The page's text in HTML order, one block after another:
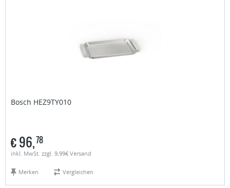
Bosch HEZ9TY010
€96,78
inkl. MwSt. zzgl. 9,99€ Versand
Merken Vergleichen